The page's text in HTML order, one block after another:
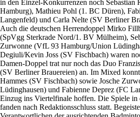
in den Einzel-Konkurrenzen noch Sebastian
Hamburg), Mathieu Pohl (1. BC Düren),
Langenfeld) und Carla Nelte (SV Berliner
Auch die deutschen Herrendoppel Mirko
(SpVgg Sterkrade Nord/1. BV Mülheim),
Zurwonne (VfL 93 Hamburg/Union
Degiuli/Kevin Joss (SV Fischbach) waren
Damen-Doppel trat nur noch das Duo
(SV Berliner Brauereien) an. Im Mixed
Hammes (SV Fischbach) sowie Josche
Lüdinghausen) und Fabienne Deprez (FC
Einzug ins Viertelfinale hoffen. Die Spiele in
fanden nach Redaktionsschluss statt.